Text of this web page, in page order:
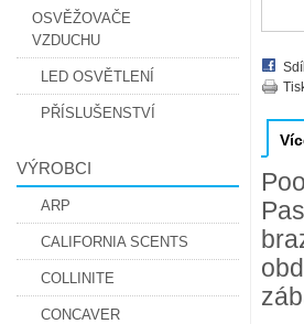
OSVĚŽOVAČE
VZDUCHU
LED OSVĚTLENÍ
PŘÍSLUŠENSTVÍ
VÝROBCI
ARP
CALIFORNIA SCENTS
COLLINITE
CONCAVER